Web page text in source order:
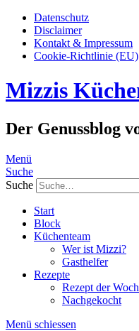
Datenschutz
Disclaimer
Kontakt & Impressum
Cookie-Richtlinie (EU)
Mizzis
Der Genussblog
Menü
Suche
Suche
Start
Block
Küchenteam
Wer ist Mizzi?
Gasthelfer
Rezepte
Rezept der
Nachgekocht
Menü schiessen